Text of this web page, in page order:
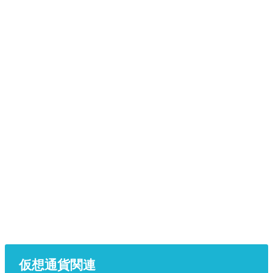
仮想通貨関連